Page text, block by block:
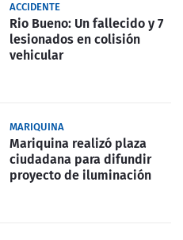
ACCIDENTE
Rio Bueno: Un fallecido y 7
lesionados en colisión
vehicular
MARIQUINA
Mariquina realizó plaza
ciudadana para difundir
proyecto de iluminación